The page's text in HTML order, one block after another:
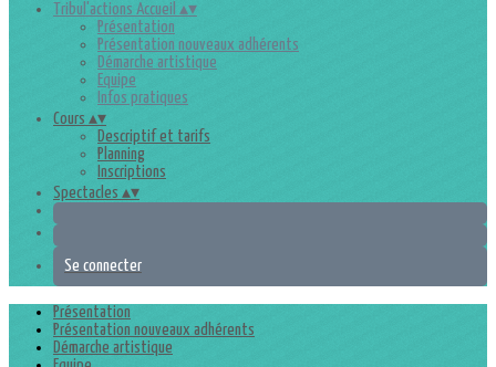
Tribul'actions Accueil ▴▾
Présentation
Présentation nouveaux adhérents
Démarche artistique
Equipe
Infos pratiques
Cours ▴▾
Descriptif et tarifs
Planning
Inscriptions
Spectacles ▴▾
Se connecter
Présentation
Présentation nouveaux adhérents
Démarche artistique